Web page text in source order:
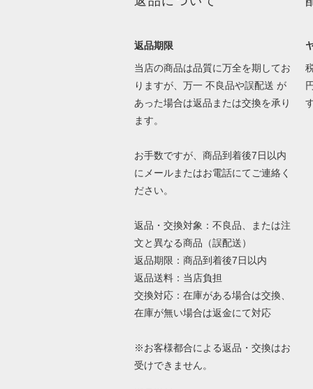
返品期限
当店の商品は品質に万全を期してお
りますが、万一 不良品や誤配送 が
あった場合は返品または交換を承り
ます。
お手数ですが、商品到着後7日以内
にメールまたはお電話にてご連絡く
ださい。
返品・交換対象：不良品、または注
文と異なる商品（誤配送）
返品期限：商品到着後7日以内
返品送料：当店負担
交換対応：在庫がある場合は交換、
在庫が無い場合は返金にて対応
※お客様都合による返品・交換はお
受けできません。